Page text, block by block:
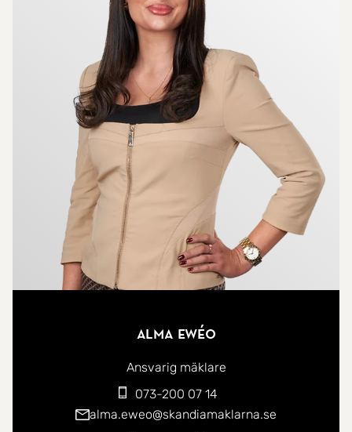
Alma Ewéo
Ansvarig mäklare
073-200 07 14
alma.eweo@skandiamaklarna.se